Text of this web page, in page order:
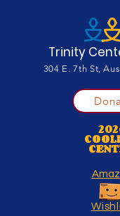
Trinity
304 E. 7th St,